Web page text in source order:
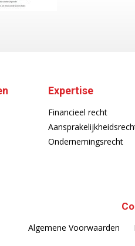
Expertise
Financieel recht
Ondernemingsrecht
Algemene Voorwaarden